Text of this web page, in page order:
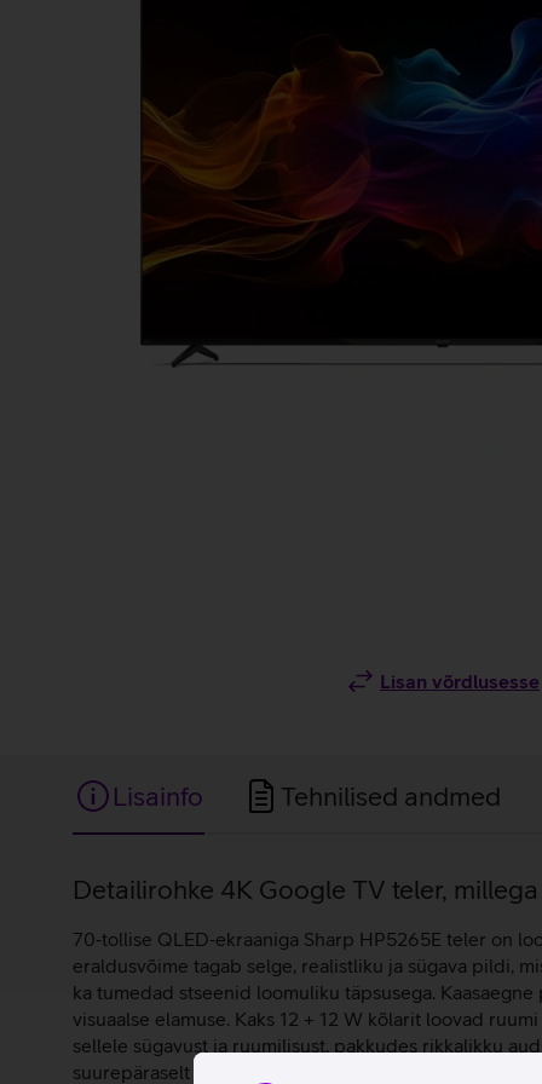
Lisan võrdlusesse
Lisainfo Tehnilised andmed
Lisainfo
Detailirohke 4K Google TV teler,
70‑tollise QLED‑ekraaniga Sharp HP5265E teler on
eraldusvõime tagab selge, realistliku ja sügava pildi,
ka tumedad stseenid loomuliku täpsusega.
visuaalse elamuse. Kaks 12 + 12 W kõlarit loovad
sellele sügavust ja ruumilisust, pakkudes rikkalikku
suurepäraselt filmide, spordiülekannete, mängude ja